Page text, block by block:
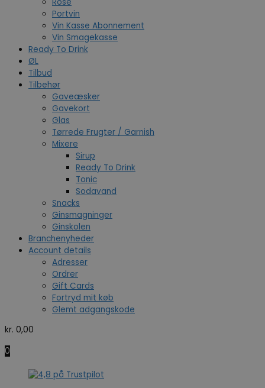
Portvin
Vin Kasse Abonnement
Vin Smagekasse
Ready To Drink
ØL
Tilbud
Tilbehør
Gaveæsker
Gavekort
Glas
Tørrede Frugter / Garnish
Mixere
Sirup
Ready To Drink
Tonic
Sodavand
Snacks
Ginsmagninger
Ginskolen
Branchenyheder
Account details
Adresser
Ordrer
Gift Cards
Fortryd mit køb
Glemt adgangskode
kr. 0,00
0